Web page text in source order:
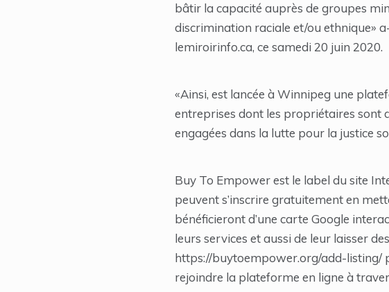
bâtir la capacité auprès de groupes
discrimination raciale et/ou ethnique»
lemiroirinfo.ca, ce samedi 20 juin 2020.
«Ainsi, est lancée à Winnipeg une
entreprises dont les propriétaires sont
engagées dans la lutte pour la justice
Buy To Empower est le label du site
peuvent s’inscrire gratuitement en
bénéficieront d’une carte Google
leurs services et aussi de leur laisser
https://buytoempower.org/add-listing/
rejoindre la plateforme en ligne à